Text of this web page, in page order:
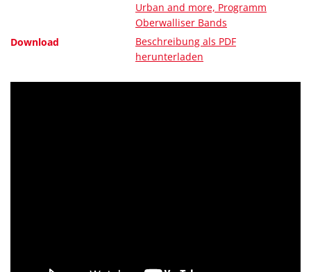
Urban and more, Programm
Oberwalliser Bands
Download
Beschreibung als PDF
herunterladen